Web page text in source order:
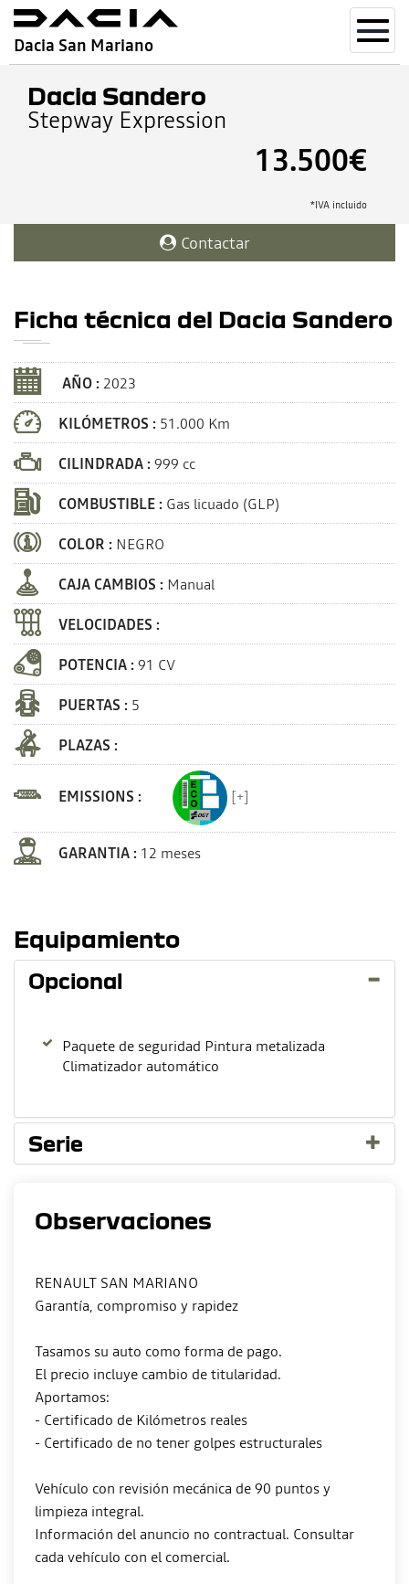
Dacia San Mariano
Dacia Sandero
Stepway Expression
13.500€
*IVA incluido
Contactar
Ficha técnica del Dacia Sandero
AÑO : 2023
KILÓMETROS : 51.000 Km
CILINDRADA :999 cc
COMBUSTIBLE : Gas licuado (GLP)
COLOR : NEGRO
CAJA CAMBIOS : Manual
VELOCIDADES :
POTENCIA :91 CV
PUERTAS : 5
PLAZAS :
EMISSIONS : [+]
GARANTIA : 12 meses
Equipamiento
Opcional
Paquete de seguridad Pintura metalizada
Climatizador automático
Serie
Observaciones
RENAULT SAN MARIANO
Garantía, compromiso y rapidez
Tasamos su auto como forma de pago.
El precio incluye cambio de titularidad.
Aportamos:
- Certificado de Kilómetros reales
- Certificado de no tener golpes estructurales
Vehículo con revisión mecánica de 90 puntos y
limpieza integral.
Información del anuncio no contractual. Consultar